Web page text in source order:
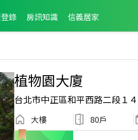
錄 房訊知識 信義居家
植物園大廈
台北市中正區和平西路二段１
大樓 80戶